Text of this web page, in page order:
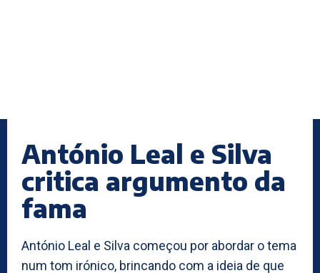
António Leal e Silva
critica argumento da
fama
António Leal e Silva começou por abordar o tema
num tom irónico, brincando com a ideia de que